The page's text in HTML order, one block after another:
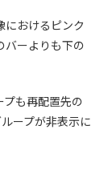
におけるピンク
バーよりも下の
も再配置先の
ープが非表示に